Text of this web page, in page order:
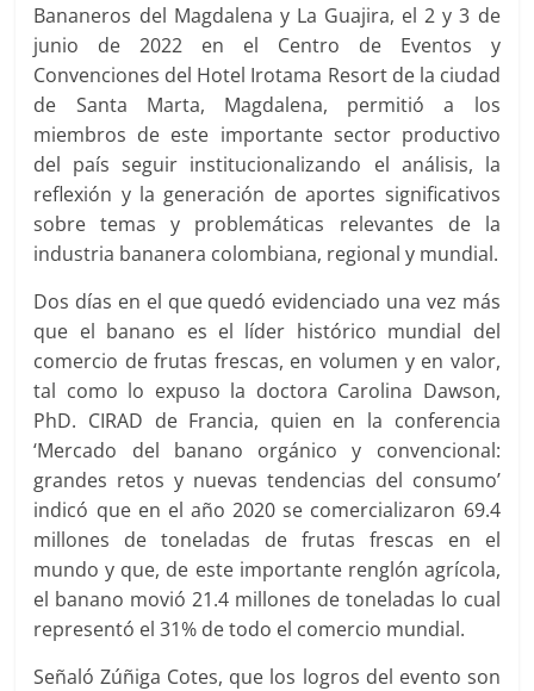
Bananeros del Magdalena y La Guajira, el 2 y 3 de
junio de 2022 en el Centro de Eventos y
Convenciones del Hotel Irotama Resort de la ciudad
de Santa Marta, Magdalena, permitió a los
miembros de este importante sector productivo
del país seguir institucionalizando el análisis, la
reflexión y la generación de aportes significativos
sobre temas y problemáticas relevantes de la
industria bananera colombiana, regional y mundial.
Dos días en el que quedó evidenciado una vez más
que el banano es el líder histórico mundial del
comercio de frutas frescas, en volumen y en valor,
tal como lo expuso la doctora Carolina Dawson,
PhD. CIRAD de Francia, quien en la conferencia
‘Mercado del banano orgánico y convencional:
grandes retos y nuevas tendencias del consumo’
indicó que en el año 2020 se comercializaron 69.4
millones de toneladas de frutas frescas en el
mundo y que, de este importante renglón agrícola,
el banano movió 21.4 millones de toneladas lo cual
representó el 31% de todo el comercio mundial.
Señaló Zúñiga Cotes, que los logros del evento son